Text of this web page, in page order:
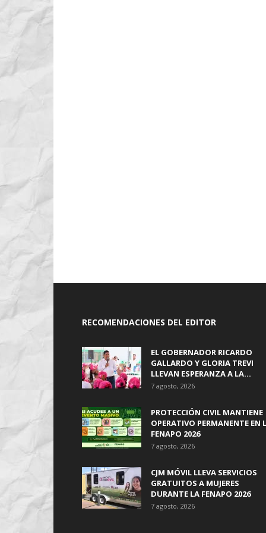
RECOMENDACIONES DEL EDITOR
EL GOBERNADOR RICARDO
GALLARDO Y GLORIA TREVI
LLEVAN ESPERANZA A LA...
7 agosto, 2026
PROTECCIÓN CIVIL MANTIENE
OPERATIVO PERMANENTE EN
FENAPO 2026
7 agosto, 2026
CJM MÓVIL LLEVA SERVICIOS
GRATUITOS A MUJERES
DURANTE LA FENAPO 2026
7 agosto, 2026